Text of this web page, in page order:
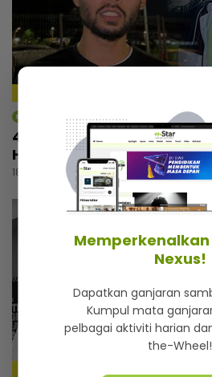
mStar | Hiburan
4 tahun pegang status
Hafidz selesa tidak sunyi
18 jam lalu
Nexus!
Dapatkan ganjaran
Kumpul mata
pelbagai aktiviti harian
the-Wheel!